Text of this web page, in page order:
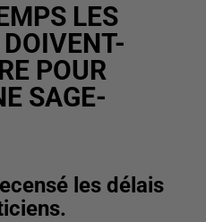
LES
POUR
SAGE-
les délais